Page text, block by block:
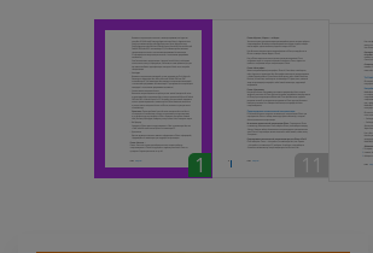
1 11